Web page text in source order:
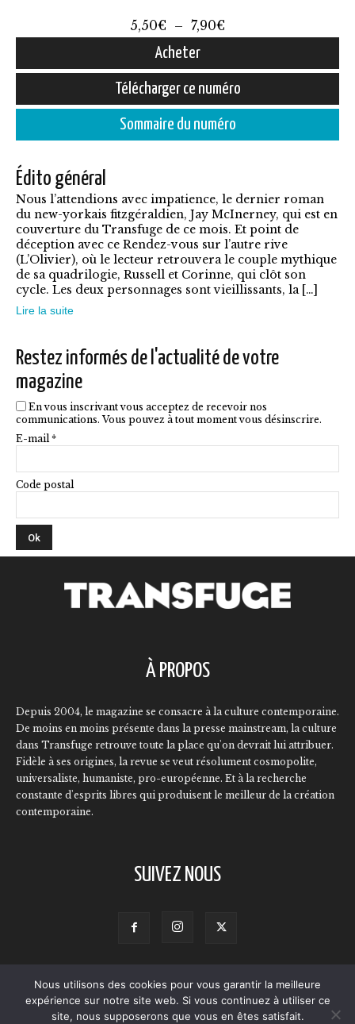
5,50€ – 7,90€
prix :
5,50€
à
7,90€
Acheter
produit
variations.
Les
options
peuvent
être
choisies
la
produit
Télécharger ce numéro
Sommaire du numéro
Édito général
Nous l’attendions avec impatience, le dernier roman
du new-yorkais fitzgéraldien, Jay McInerney, qui est en
couverture du Transfuge de ce mois. Et point de
déception avec ce Rendez-vous sur l’autre rive
(L’Olivier), où le lecteur retrouvera le couple mythique
de sa quadrilogie, Russell et Corinne, qui clôt son
cycle. Les deux personnages sont vieillissants, la […]
Lire la suite
Restez informés de l'actualité de votre
magazine
En vous inscrivant vous acceptez de recevoir nos
communications. Vous pouvez à tout moment vous désinscrire.
E-mail *
Code postal
À PROPOS
Depuis 2004, le magazine se consacre à la culture contemporaine.
De moins en moins présente dans la presse mainstream, la culture
dans Transfuge retrouve toute la place qu'on devrait lui attribuer.
Fidèle à ses origines, la revue se veut résolument cosmopolite,
universaliste, humaniste, pro-européenne. Et à la recherche
constante d'esprits libres qui produisent le meilleur de la création
contemporaine.
SUIVEZ NOUS
Contact Qui sommes-nous ? L’équipe
Annonceurs
Mentions légales
Politique de confidentialité
Nous utilisons des cookies pour vous garantir la meilleure
expérience sur notre site web. Si vous continuez à utiliser ce
site, nous supposerons que vous en êtes satisfait.